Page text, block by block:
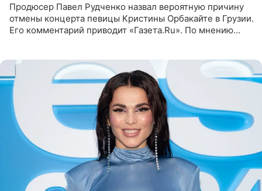
Продюсер Павел Рудченко назвал вероятную причину
отмены концерта певицы Кристины Орбакайте в Грузии.
Его комментарий приводит «Газета.Ru». По мнению